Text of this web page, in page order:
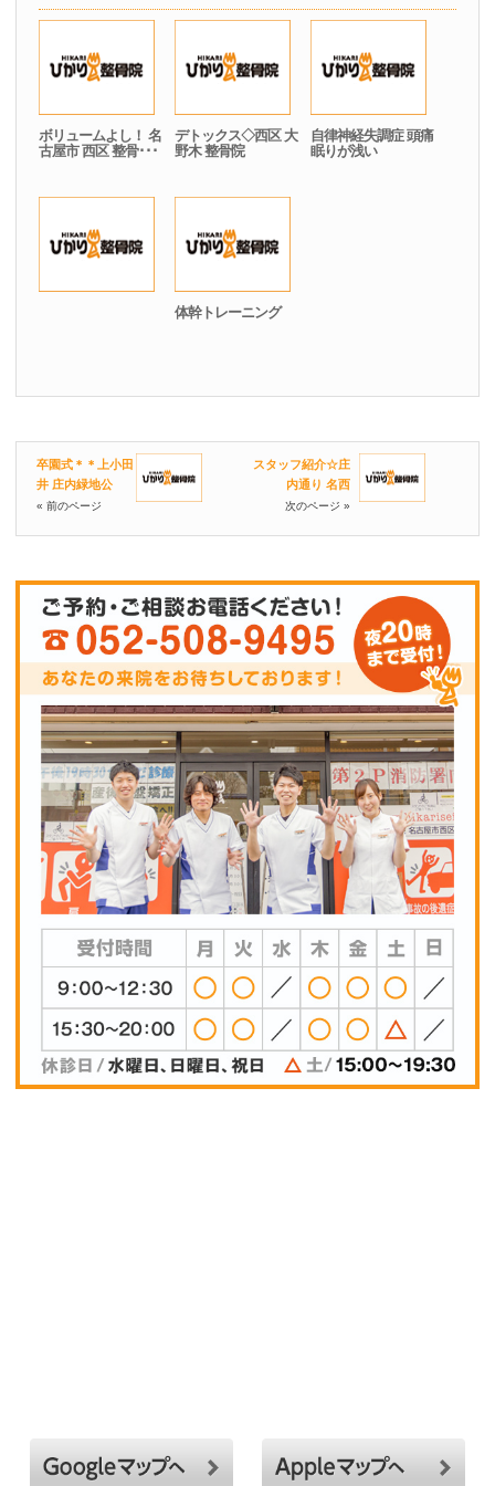
ボリュームよし！ 名
古屋市 西区 整骨･･･
デトックス◇西区 大
野木 整骨院
自律神経失調症 頭痛
眠りが浅い
体幹トレーニング
卒園式＊＊上小田
井 庄内緑地公
« 前のページ
スタッフ紹介☆庄
内通り 名西
次のページ »